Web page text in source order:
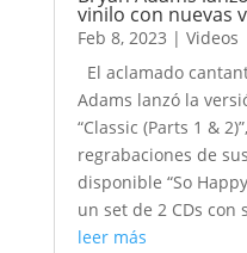
vinilo con nuevas
Feb 8, 2023 | Videos
El aclamado
Adams lanzó la
“Classic (Parts 1 &
regrabaciones de
disponible “So
un set de 2 CDs
leer más